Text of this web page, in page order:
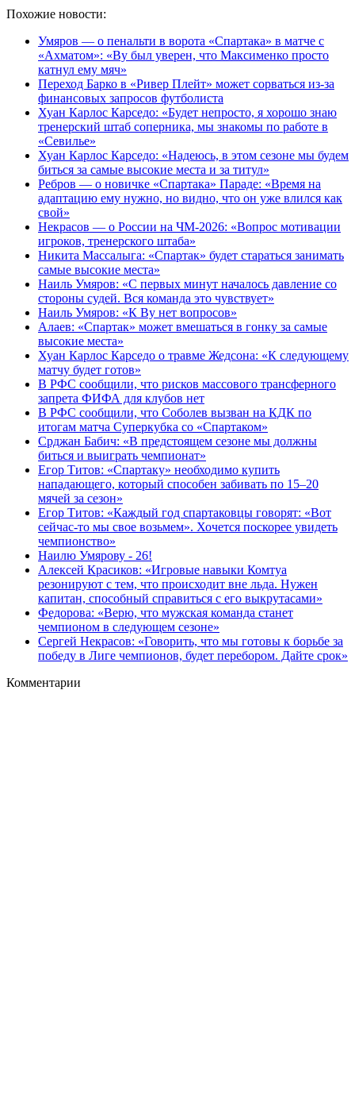
Похожие новости:
Умяров — о пенальти в ворота «Спартака» в матче с
«Ахматом»: «Ву был уверен, что Максименко просто
катнул ему мяч»
Переход Барко в «Ривер Плейт» может сорваться из‑за
финансовых запросов футболиста
Хуан Карлос Карседо: «Будет непросто, я хорошо знаю
тренерский штаб соперника, мы знакомы по работе в
«Севилье»
Хуан Карлос Карседо: «Надеюсь, в этом сезоне мы будем
биться за самые высокие места и за титул»
Ребров — о новичке «Спартака» Параде: «Время на
адаптацию ему нужно, но видно, что он уже влился как
свой»
Некрасов — о России на ЧМ-2026: «Вопрос мотивации
игроков, тренерского штаба»
Никита Массалыга: «Спартак» будет стараться занимать
самые высокие места»
Наиль Умяров: «С первых минут началось давление со
стороны судей. Вся команда это чувствует»
Наиль Умяров: «К Ву нет вопросов»
Алаев: «Спартак» может вмешаться в гонку за самые
высокие места»
Хуан Карлос Карседо о травме Жедсона: «К следующему
матчу будет готов»
В РФС сообщили, что рисков массового трансферного
запрета ФИФА для клубов нет
В РФС сообщили, что Соболев вызван на КДК по
итогам матча Суперкубка со «Спартаком»
Срджан Бабич: «В предстоящем сезоне мы должны
биться и выиграть чемпионат»
Егор Титов: «Спартаку» необходимо купить
нападающего, который способен забивать по 15–20
мячей за сезон»
Егор Титов: «Каждый год спартаковцы говорят: «Вот
сейчас‑то мы свое возьмем». Хочется поскорее увидеть
чемпионство»
Наилю Умярову - 26!
Алексей Красиков: «Игровые навыки Комтуа
резонируют с тем, что происходит вне льда. Нужен
капитан, способный справиться с его выкрутасами»
Федорова: «Верю, что мужская команда станет
чемпионом в следующем сезоне»
Сергей Некрасов: «Говорить, что мы готовы к борьбе за
победу в Лиге чемпионов, будет перебором. Дайте срок»
Комментарии